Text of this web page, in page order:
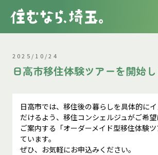
2025/10/24
日高市移住体験ツアーを開始し
日高市では、移住後の暮らしを具体的に
だけるよう、移住コンシェルジュがご希
ご案内する「オーダーメイド型移住体験
ています。
ぜひ、お気軽にお申込みください。